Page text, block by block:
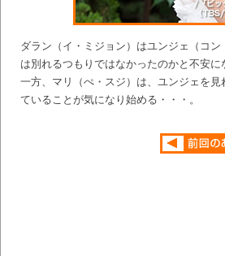
ダラン（イ・ミジョン）はユンジェ（コ
は別れるつもりではなかったのかと不安に
一方、マリ（ぺ・スジ）は、ユンジェを
ていることが気になり始める・・・。